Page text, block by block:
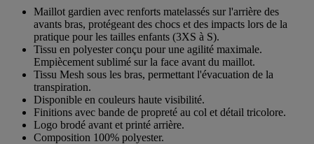
étoiles.
Maillot gardien avec renforts matelassés sur l'arrière des
avants bras, protégeant des chocs et des impacts lors de la
pratique pour les tailles enfants (3XS à S).
Tissu en polyester conçu pour une agilité maximale.
Empiècement sublimé sur la face avant du maillot.
Tissu Mesh sous les bras, permettant l'évacuation de la
transpiration.
Disponible en couleurs haute visibilité.
Finitions avec bande de propreté au col et détail tricolore.
Logo brodé avant et printé arrière.
Composition 100% polyester.